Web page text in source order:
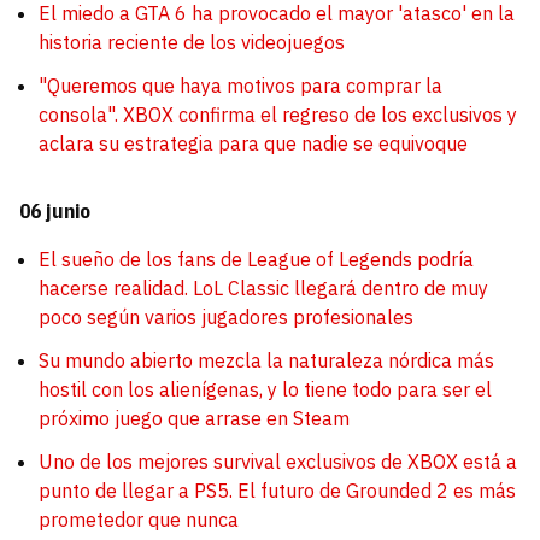
El miedo a GTA 6 ha provocado el mayor 'atasco' en la
historia reciente de los videojuegos
"Queremos que haya motivos para comprar la
consola". XBOX confirma el regreso de los exclusivos y
aclara su estrategia para que nadie se equivoque
06 junio
El sueño de los fans de League of Legends podría
hacerse realidad. LoL Classic llegará dentro de muy
poco según varios jugadores profesionales
Su mundo abierto mezcla la naturaleza nórdica más
hostil con los alienígenas, y lo tiene todo para ser el
próximo juego que arrase en Steam
Uno de los mejores survival exclusivos de XBOX está a
punto de llegar a PS5. El futuro de Grounded 2 es más
prometedor que nunca